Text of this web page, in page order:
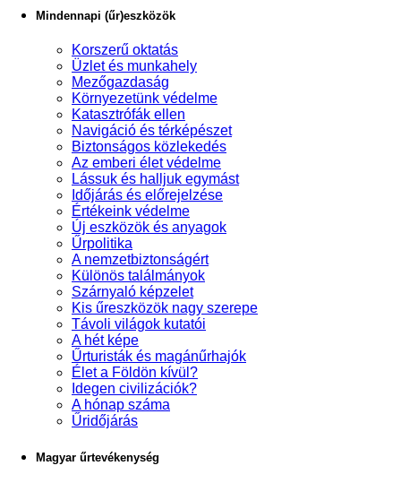
Mindennapi (űr)eszközök
Korszerű oktatás
Üzlet és munkahely
Mezőgazdaság
Környezetünk védelme
Katasztrófák ellen
Navigáció és térképészet
Biztonságos közlekedés
Az emberi élet védelme
Lássuk és halljuk egymást
Időjárás és előrejelzése
Értékeink védelme
Új eszközök és anyagok
Űrpolitika
A nemzetbiztonságért
Különös találmányok
Szárnyaló képzelet
Kis űreszközök nagy szerepe
Távoli világok kutatói
A hét képe
Űrturisták és magánűrhajók
Élet a Földön kívül?
Idegen civilizációk?
A hónap száma
Űridőjárás
Magyar űrtevékenység